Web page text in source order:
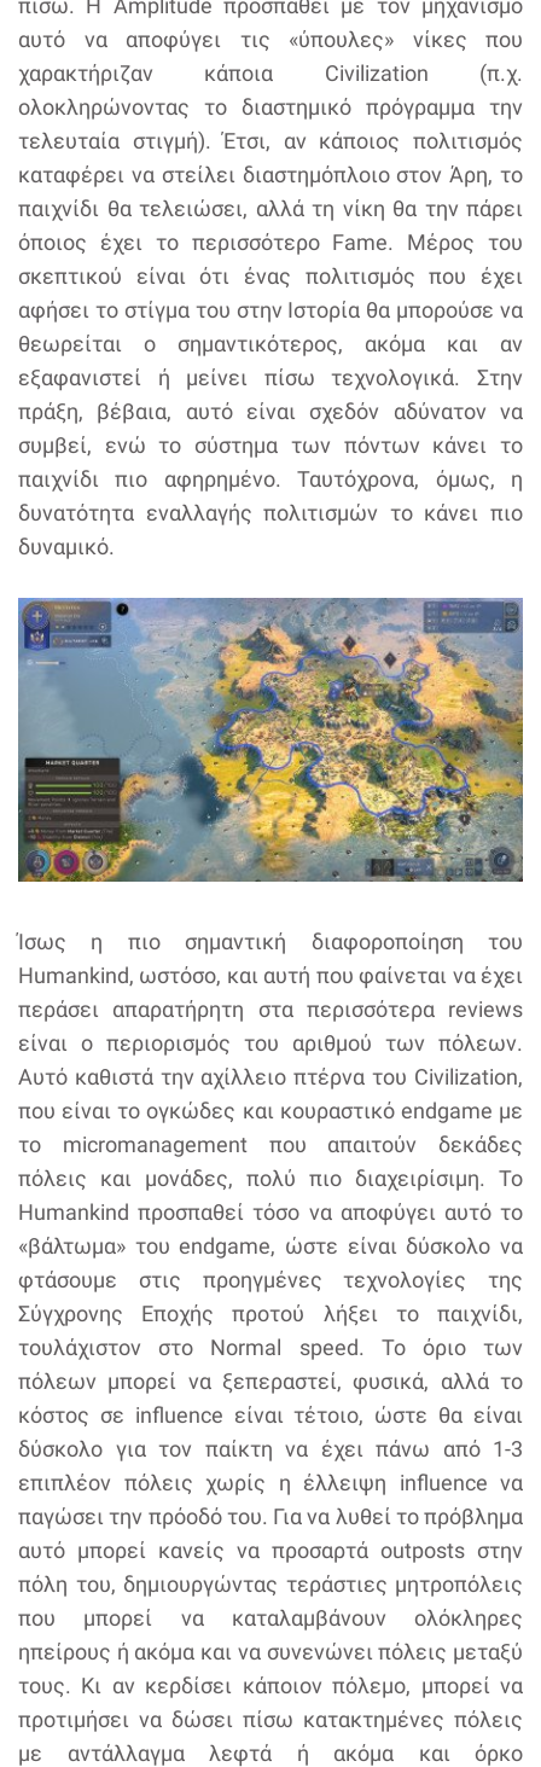
αυτό να αποφύγει τις «ύπουλες» νίκες που
χαρακτήριζαν κάποια Civilization (π.χ.
ολοκληρώνοντας το διαστημικό πρόγραμμα την
τελευταία στιγμή). Έτσι, αν κάποιος πολιτισμός
καταφέρει να στείλει διαστημόπλοιο στον Άρη, το
παιχνίδι θα τελειώσει, αλλά τη νίκη θα την πάρει
όποιος έχει το περισσότερο Fame. Μέρος του
σκεπτικού είναι ότι ένας πολιτισμός που έχει
αφήσει το στίγμα του στην Ιστορία θα μπορούσε να
θεωρείται ο σημαντικότερος, ακόμα και αν
εξαφανιστεί ή μείνει πίσω τεχνολογικά. Στην
πράξη, βέβαια, αυτό είναι σχεδόν αδύνατον να
συμβεί, ενώ το σύστημα των πόντων κάνει το
παιχνίδι πιο αφηρημένο. Ταυτόχρονα, όμως, η
δυνατότητα εναλλαγής πολιτισμών το κάνει πιο
δυναμικό.
Ίσως η πιο σημαντική διαφοροποίηση του
Humankind, ωστόσο, και αυτή που φαίνεται να έχει
περάσει απαρατήρητη στα περισσότερα reviews
είναι ο περιορισμός του αριθμού των πόλεων.
Αυτό καθιστά την αχίλλειο πτέρνα του Civilization,
που είναι το ογκώδες και κουραστικό endgame με
το micromanagement που απαιτούν δεκάδες
πόλεις και μονάδες, πολύ πιο διαχειρίσιμη. To
Humankind προσπαθεί τόσο να αποφύγει αυτό το
«βάλτωμα» του endgame, ώστε είναι δύσκολο να
φτάσουμε στις προηγμένες τεχνολογίες της
Σύγχρονης Εποχής προτού λήξει το παιχνίδι,
τουλάχιστον στο Normal speed. Το όριο των
πόλεων μπορεί να ξεπεραστεί, φυσικά, αλλά το
κόστος σε influence είναι τέτοιο, ώστε θα είναι
δύσκολο για τον παίκτη να έχει πάνω από 1-3
επιπλέον πόλεις χωρίς η έλλειψη influence να
παγώσει την πρόοδό του. Για να λυθεί το πρόβλημα
αυτό μπορεί κανείς να προσαρτά outposts στην
πόλη του, δημιουργώντας τεράστιες μητροπόλεις
που μπορεί να καταλαμβάνουν ολόκληρες
ηπείρους ή ακόμα και να συνενώνει πόλεις μεταξύ
τους. Κι αν κερδίσει κάποιον πόλεμο, μπορεί να
προτιμήσει να δώσει πίσω κατακτημένες πόλεις
με αντάλλαγμα λεφτά ή ακόμα και όρκο